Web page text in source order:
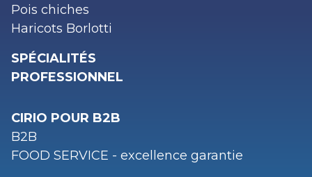
Pois chiches
Haricots Borlotti
SPÉCIALITÉS
PROFESSIONNEL
CIRIO POUR B2B
B2B
FOOD SERVICE - excellence garantie